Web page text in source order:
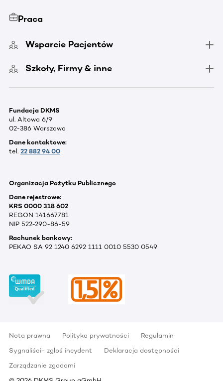
Praca
Wsparcie Pacjentów
Szkoły, Firmy & inne
Fundacja DKMS
ul. Altowa 6/9
02-386 Warszawa
Dane kontaktowe:
tel. 22 882 94 00
Organizacja Pożytku Publicznego
Dane rejestrowe:
KRS 0000 318 602
REGON 141667781
NIP 522-290-86-59
Rachunek bankowy:
PEKAO SA 92 1240 6292 1111 0010 5530 0549
Nota prawna Polityka prywatności
Regulamin
Sygnaliści- zgłoś incydent
Deklaracja dostępności
Zarządzanie zgodami